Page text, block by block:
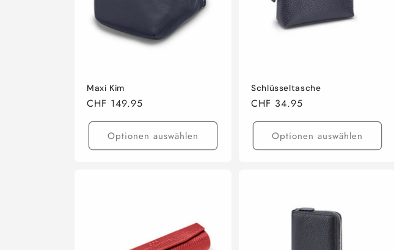
eMaxi Kim
Normaler
Preis
CHF 149.95
Optionen auswählen
Schlüsseltasche
Normaler
Preis
CHF 34.95
Optionen auswählen